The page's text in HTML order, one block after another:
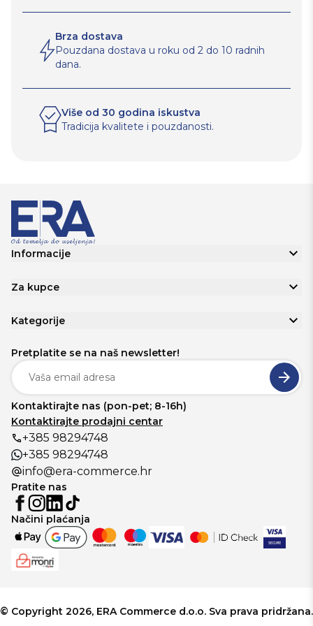
Brza dostava
Pouzdana dostava u roku od 2 do 10 radnih
dana.
Više od 30 godina iskustva
Tradicija kvalitete i pouzdanosti.
Informacije
Za kupce
Kategorije
Pretplatite se na naš newsletter!
Kontaktirajte nas (pon-pet; 8-16h)
Kontaktirajte prodajni centar
+385 98294748
+385 98294748
info@era-commerce.hr
Pratite nas
Načini plaćanja
© Copyright 2026, ERA Commerce d.o.o. Sva prava pridržana.